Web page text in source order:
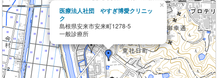
医療法人社団 やすぎ博愛クリニッ
ク
島根県安来市安来町1278-5
一般診療所
×